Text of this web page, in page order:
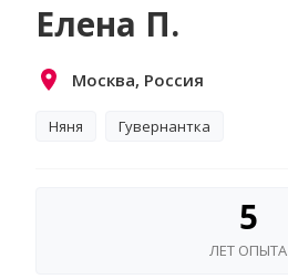
Елена П.
Москва, Россия
Няня Гувернантка
5
ЛЕТ ОПЫТА